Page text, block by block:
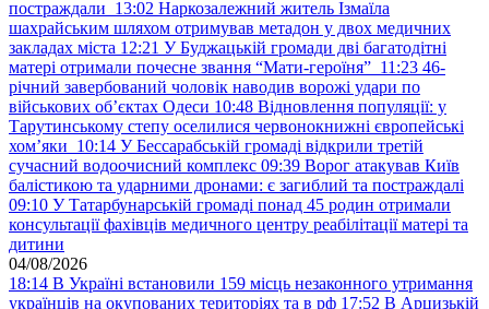
постраждали 13:02 Наркозалежний житель Ізмаїла
шахрайським шляхом отримував метадон у двох медичних
закладах міста 12:21 У Буджацькій громади дві багатодітні
матері отримали почесне звання “Мати-героїня” 11:23 46-
річний завербований чоловік наводив ворожі удари по
військових обʼєктах Одеси 10:48 Відновлення популяції: у
Тарутинському степу оселилися червонокнижні європейські
хом’яки 10:14 У Бессарабській громаді відкрили третій
сучасний водоочисний комплекс 09:39 Ворог атакував Київ
балістикою та ударними дронами: є загиблий та постраждалі
09:10 У Татарбунарській громаді понад 45 родин отримали
консультації фахівців медичного центру реабілітації матері та
дитини
04/08/2026
18:14 В Україні встановили 159 місць незаконного утримання
українців на окупованих територіях та в рф 17:52 В Арцизькій